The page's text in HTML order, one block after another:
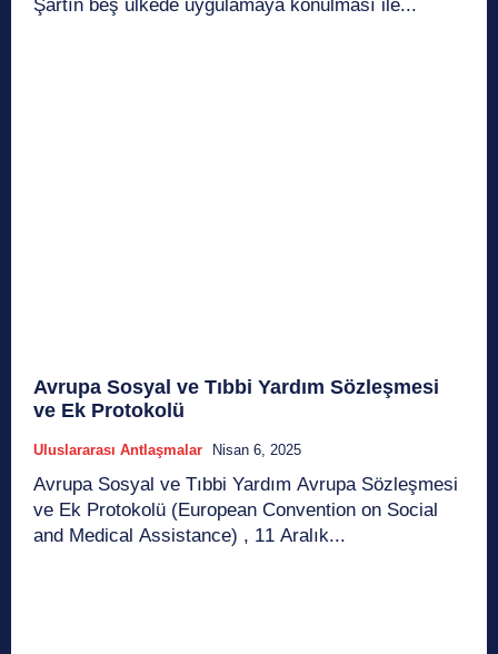
Şartın beş ülkede uygulamaya konulması ile...
Avrupa Sosyal ve Tıbbi Yardım Sözleşmesi
ve Ek Protokolü
Uluslararası Antlaşmalar Nisan 6, 2025
Avrupa Sosyal ve Tıbbi Yardım Avrupa Sözleşmesi
ve Ek Protokolü (European Convention on Social
and Medical Assistance) , 11 Aralık...